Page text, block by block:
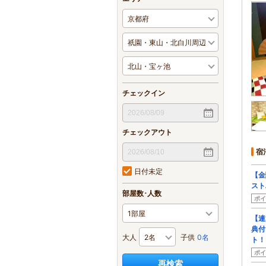
チェックイン
チェックアウト
日付未定
部屋数･人数
大人 子供 0名
再検索
宿
【
ス
ポ
【
典
ト！
ポ